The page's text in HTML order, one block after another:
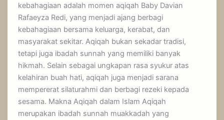
kebahagiaan adalah momen aqiqah Baby Davian
Rafaeyza Redi, yang menjadi ajang berbagi
kebahagiaan bersama keluarga, kerabat, dan
masyarakat sekitar. Aqiqah bukan sekadar tradisi,
tetapi juga ibadah sunnah yang memiliki banyak
hikmah. Selain sebagai ungkapan rasa syukur atas
kelahiran buah hati, aqiqah juga menjadi sarana
mempererat silaturahmi dan berbagi rezeki kepada
sesama. Makna Aqiqah dalam Islam Aqiqah
merupakan ibadah sunnah muakkadah yang